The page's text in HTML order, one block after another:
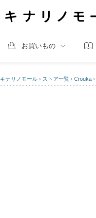
お買いもの
キナリノモール › ストア一覧 › Crouka ›